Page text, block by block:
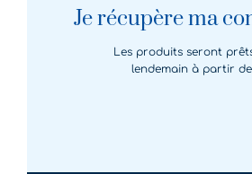
Je récupère ma
Les produits seront
lendemain à partir